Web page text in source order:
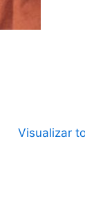
Visualizar